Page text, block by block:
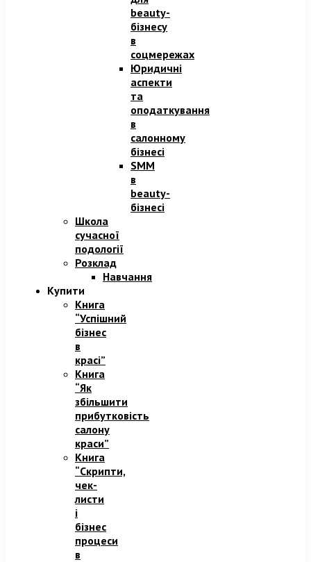
beauty-
бізнесу
в
соцмережах
Юридичні
аспекти
та
оподаткування
в
салонному
бізнесі
SMM
в
beauty-
бізнесі
Школа
сучасної
подології
Розклад
Навчання
Купити
Книга
“Успішний
бізнес
в
красі”
Книга
“Як
збільшити
прибутковість
салону
краси”
Книга
“Скрипти,
чек-
листи
і
бізнес
процеси
в